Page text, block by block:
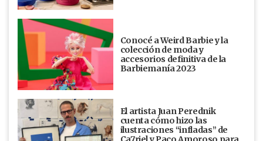
Conocé a Weird Barbie y la
colección de moda y
accesorios definitiva de la
Barbiemanía 2023
El artista Juan Perednik
cuenta cómo hizo las
ilustraciones “infladas” de